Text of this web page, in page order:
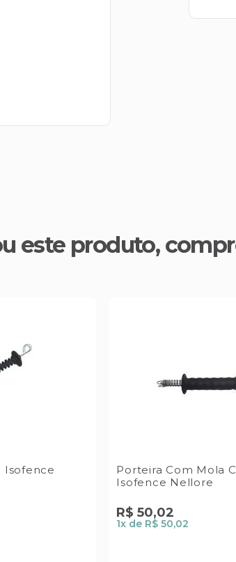
este produto,
Isofence
Porteira Com Mola
Isofence Nellore
R$ 50,02
1x de R$ 50,02